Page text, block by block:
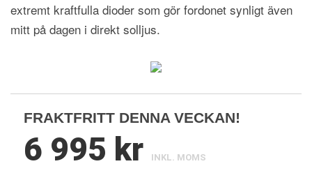
extremt kraftfulla dioder som gör fordonet synligt även
mitt på dagen i direkt solljus.
FRAKTFRITT DENNA VECKAN!
6 995 kr INKL. MOMS